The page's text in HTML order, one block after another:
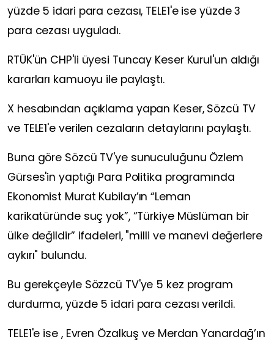
yüzde 5 idari para cezası, TELE1'e ise yüzde 3
para cezası uyguladı.
RTÜK'ün CHP'li üyesi Tuncay Keser Kurul'un aldığı
kararları kamuoyu ile paylaştı.
X hesabından açıklama yapan Keser, Sözcü TV
ve TELE1'e verilen cezaların detaylarını paylaştı.
Buna göre Sözcü TV'ye sunuculuğunu Özlem
Gürses'in yaptığı Para Politika programında
Ekonomist Murat Kubilay’ın “Leman
karikatüründe suç yok”, “Türkiye Müslüman bir
ülke değildir” ifadeleri, "milli ve manevi değerlere
aykırı" bulundu.
Bu gerekçeyle Sözzcü TV'ye 5 kez program
durdurma, yüzde 5 idari para cezası verildi.
TELE1'e ise , Evren Özalkuş ve Merdan Yanardağ’ın